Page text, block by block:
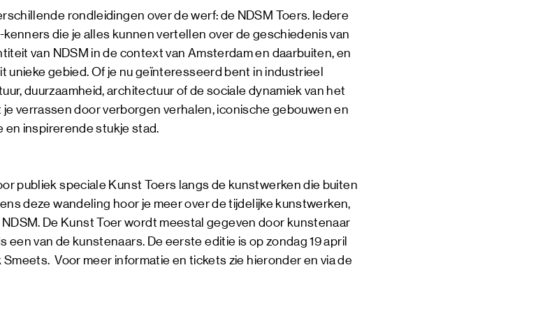
rondleidingen over de werf: de NDSM Toers. Iedere
die je alles kunnen vertellen over de geschiedenis van
van NDSM in de context van Amsterdam en daarbuiten, en
gebied. Of je nu geïnteresseerd bent in industrieel
duurzaamheid, architectuur of de sociale dynamiek van het
je verrassen door verborgen verhalen, iconische gebouwen en
en inspirerende stukje stad.
publiek speciale Kunst Toers langs de kunstwerken die buiten
deze wandeling hoor je meer over de tijdelijke kunstwerken,
De Kunst Toer wordt meestal gegeven door kunstenaar
een van de kunstenaars. De eerste editie is op zondag 19 april
Voor meer informatie en tickets zie hieronder en via de